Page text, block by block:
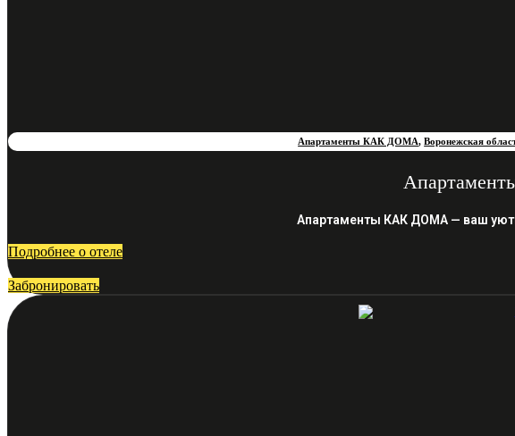
Апартаменты КАК ДОМА,Воронежская
Апартаменты КАК ДОМА — ваш
Подробнее о отеле
Забронировать